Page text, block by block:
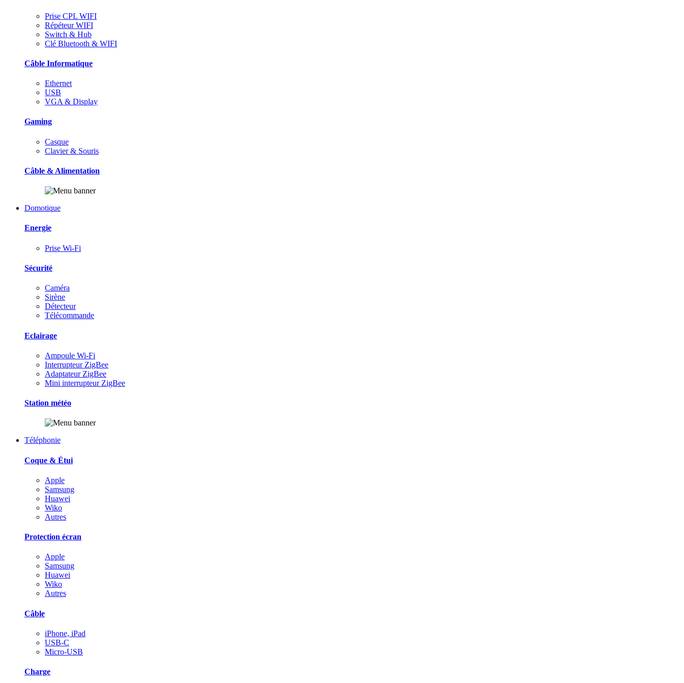
Prise CPL WIFI
Répéteur WIFI
Switch & Hub
Clé Bluetooth & WIFI
Câble Informatique
Ethernet
USB
VGA & Display
Gaming
Casque
Clavier & Souris
Câble & Alimentation
Domotique
Energie
Prise Wi-Fi
Sécurité
Caméra
Sirène
Détecteur
Télécommande
Eclairage
Ampoule Wi-Fi
Interrupteur ZigBee
Adaptateur ZigBee
Mini interrupteur ZigBee
Station météo
Téléphonie
Coque & Étui
Apple
Samsung
Huawei
Wiko
Autres
Protection écran
Apple
Samsung
Huawei
Wiko
Autres
Câble
iPhone, iPad
USB-C
Micro-USB
Charge